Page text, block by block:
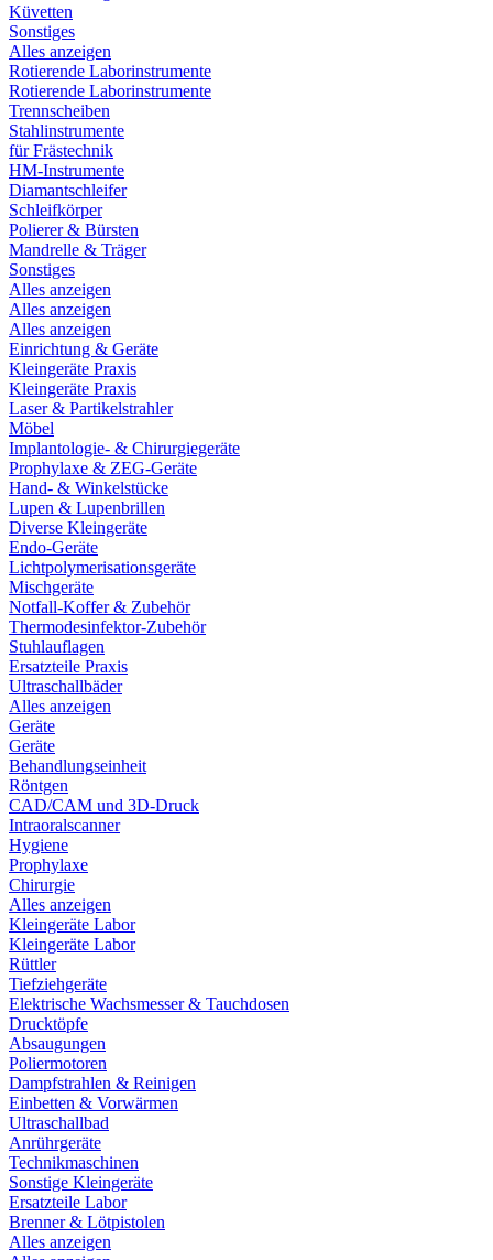
Küvetten
Sonstiges
Alles anzeigen
Rotierende Laborinstrumente
Rotierende Laborinstrumente
Trennscheiben
Stahlinstrumente
für Frästechnik
HM-Instrumente
Diamantschleifer
Schleifkörper
Polierer & Bürsten
Mandrelle & Träger
Sonstiges
Alles anzeigen
Alles anzeigen
Alles anzeigen
Einrichtung & Geräte
Kleingeräte Praxis
Kleingeräte Praxis
Laser & Partikelstrahler
Möbel
Implantologie- & Chirurgiegeräte
Prophylaxe & ZEG-Geräte
Hand- & Winkelstücke
Lupen & Lupenbrillen
Diverse Kleingeräte
Endo-Geräte
Lichtpolymerisationsgeräte
Mischgeräte
Notfall-Koffer & Zubehör
Thermodesinfektor-Zubehör
Stuhlauflagen
Ersatzteile Praxis
Ultraschallbäder
Alles anzeigen
Geräte
Geräte
Behandlungseinheit
Röntgen
CAD/CAM und 3D-Druck
Intraoralscanner
Hygiene
Prophylaxe
Chirurgie
Alles anzeigen
Kleingeräte Labor
Kleingeräte Labor
Rüttler
Tiefziehgeräte
Elektrische Wachsmesser & Tauchdosen
Drucktöpfe
Absaugungen
Poliermotoren
Dampfstrahlen & Reinigen
Einbetten & Vorwärmen
Ultraschallbad
Anrührgeräte
Technikmaschinen
Sonstige Kleingeräte
Ersatzteile Labor
Brenner & Lötpistolen
Alles anzeigen